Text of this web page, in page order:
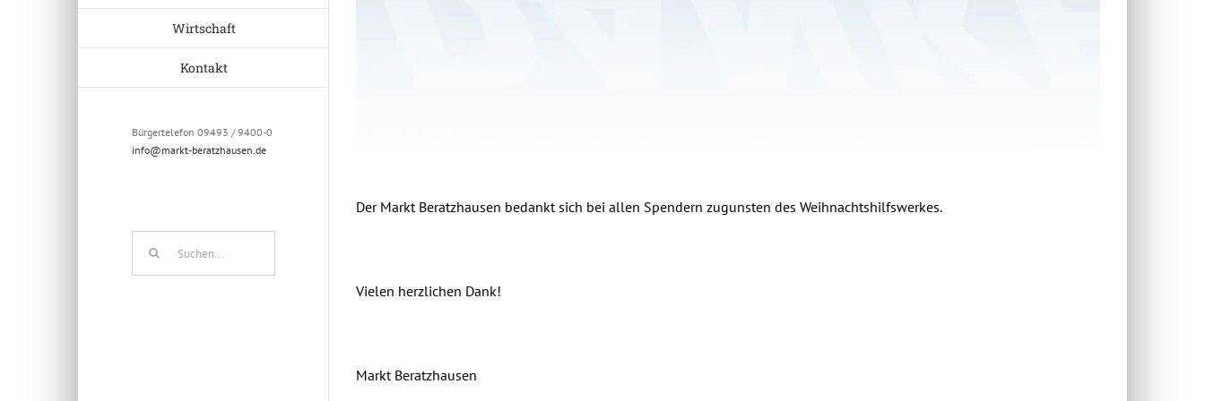
Wirtschaft
Kontakt
Bürgertelefon 09493 / 9400-0
info@markt-beratzhausen.de
Der Markt Beratzhausen bedankt sich bei allen Spendern zugunsten des Weihnachtshilfswerkes.
Vielen herzlichen Dank!
Markt Beratzhausen